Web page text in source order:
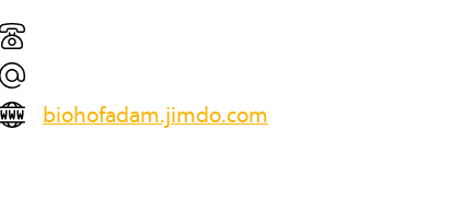
biohofadam.jimdo.com